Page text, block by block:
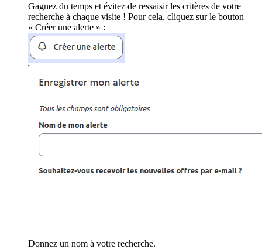
Gagnez du temps et évitez de ressaisir les critères de votre
recherche à chaque visite ! Pour cela, cliquez sur le bouton
« Créer une alerte » :
Donnez un nom à votre recherche.